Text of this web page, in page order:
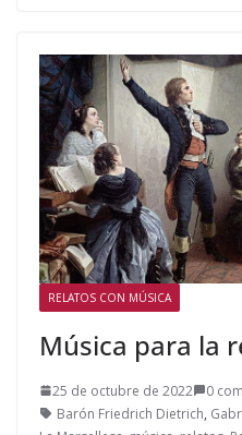
RELATOS CON MÚSICA
Música para la
25 de octubre de 2022
0
Barón Friedrich Dietrich,